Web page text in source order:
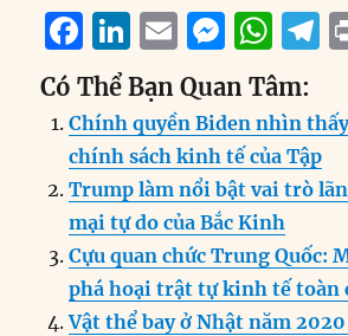
F
a
c
e
b
o
o
k
Li
n
k
e
d
I
n
E
m
ai
l
M
e
ss
e
n
g
er
W
h
at
s
A
p
p
T
e
g
r
Có Thể Bạn Quan Tâm:
Chính quyền Biden nhìn
chính sách kinh tế của Tập
Trump làm nổi bật vai trò
mại tự do của Bắc Kinh
Cựu quan chức Trung Quốc:
phá hoại trật tự kinh tế toàn
Vật thể bay ở Nhật năm